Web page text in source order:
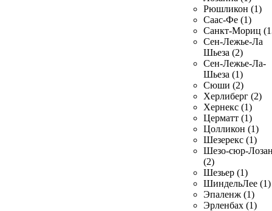
Рюшликон (1)
Саас-Фе (1)
Санкт-Мориц
Сен-Лежье-Ла
Шьеза (2)
Сен-Лежье-Ла-
Шьеза (1)
Сюши (2)
Херлиберг (2)
Хернекс (1)
Церматт (1)
Цолликон (1)
Шезерекс (1)
Шезо-сюр-
(2)
Шезьер (1)
ШиндельЛее (1)
Эпаленж (1)
Эрленбах (1)